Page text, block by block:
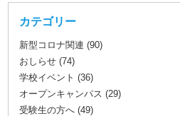
カテゴリー
新型コロナ関連 (90)
おしらせ (74)
学校イベント (36)
オープンキャンパス (29)
受験生の方へ (49)